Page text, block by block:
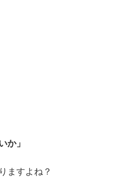
か」
ますよね？